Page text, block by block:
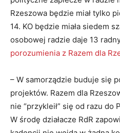
Rzeszowa będzie miał tylko
14. KO będzie miała siedem
osobowej radzie daje 13
porozumienia z Razem dla
– W samorządzie buduje się
projektów. Razem dla
nie “przykleił” się od razu do
W środę działacze RdR